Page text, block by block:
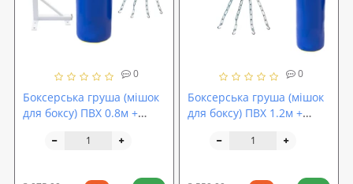
0
Боксерська груша (мішок
для боксу) ПВХ 0.8м +
підвіс (ланцюг) OSPORT
0
Боксерська груша (мішок
для боксу) ПВХ 1.2м +
підвіс (ланцюг) OSPORT